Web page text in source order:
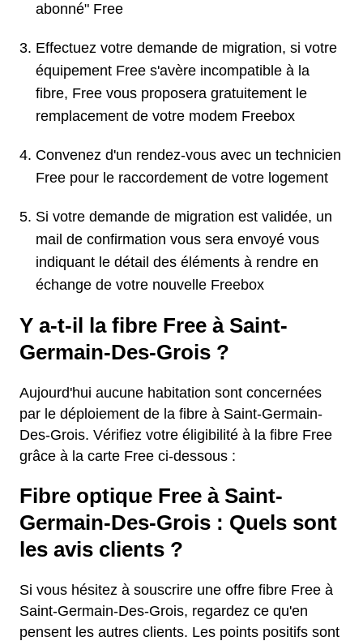
abonné" Free
Effectuez votre demande de migration, si votre
équipement Free s'avère incompatible à la
fibre, Free vous proposera gratuitement le
remplacement de votre modem Freebox
Convenez d'un rendez-vous avec un technicien
Free pour le raccordement de votre logement
Si votre demande de migration est validée, un
mail de confirmation vous sera envoyé vous
indiquant le détail des éléments à rendre en
échange de votre nouvelle Freebox
Y a-t-il la fibre Free à Saint-
Germain-Des-Grois ?
Aujourd'hui aucune habitation sont concernées
par le déploiement de la fibre à Saint-Germain-
Des-Grois. Vérifiez votre éligibilité à la fibre Free
grâce à la carte Free ci-dessous :
Fibre optique Free à Saint-
Germain-Des-Grois : Quels sont
les avis clients ?
Si vous hésitez à souscrire une offre fibre Free à
Saint-Germain-Des-Grois, regardez ce qu'en
pensent les autres clients. Les points positifs sont